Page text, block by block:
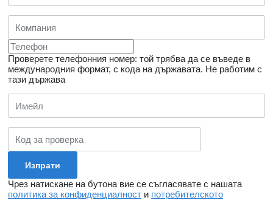
Проверете телефонния номер: той трябва да се въведе в
международния формат, с кода на държавата. Не работим с
тази държава
Чрез натискане на бутона вие се съгласявате с нашата
политика за конфиденциалност и потребителското